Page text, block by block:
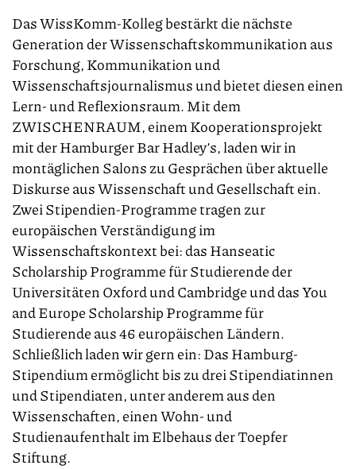
Das WissKomm-Kolleg bestärkt die nächste
Generation der Wissenschaftskommunikation aus
Forschung, Kommunikation und
Wissenschaftsjournalismus und bietet diesen einen
Lern- und Reflexionsraum. Mit dem
ZWISCHENRAUM, einem Kooperationsprojekt
mit der Hamburger Bar Hadley’s, laden wir in
montäglichen Salons zu Gesprächen über aktuelle
Diskurse aus Wissenschaft und Gesellschaft ein.
Zwei Stipendien-Programme tragen zur
europäischen Verständigung im
Wissenschaftskontext bei: das Hanseatic
Scholarship Programme für Studierende der
Universitäten Oxford und Cambridge und das You
and Europe Scholarship Programme für
Studierende aus 46 europäischen Ländern.
Schließlich laden wir gern ein: Das Hamburg-
Stipendium ermöglicht bis zu drei Stipendiatinnen
und Stipendiaten, unter anderem aus den
Wissenschaften, einen Wohn- und
Studienaufenthalt im Elbehaus der Toepfer
Stiftung.